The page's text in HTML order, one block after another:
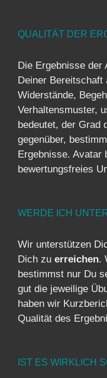
QUALITÄT DER
Die Ergebnisse der
Deiner Bereitschaft
Widerstände,
Verhaltensmuster,
bedeutet, der Grad
gegenüber,
Ergebnisse. Avatar
bewertungsfreies
WERDE ICH
Wir unterstützen
Dich zu erreichen.
bestimmst nur Du
gut die jeweilige
haben wir
Qualität des
IST ES WIRKLICH